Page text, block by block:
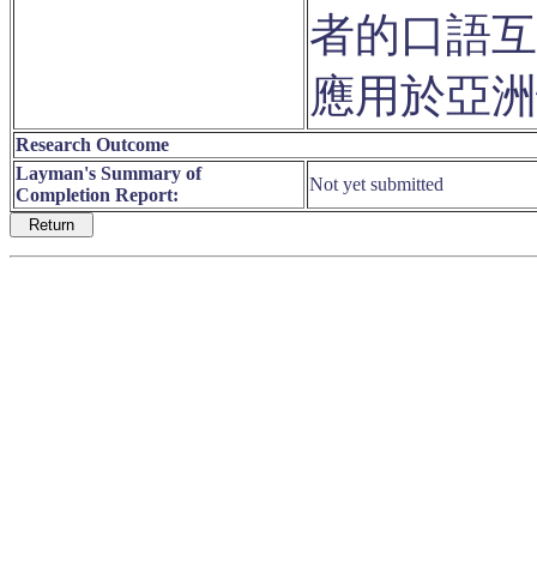
者的口語
應用於亞
Research Outcome
Layman's Summary of
Completion Report:
Not yet submitted